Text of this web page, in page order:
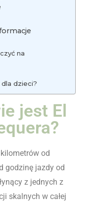
na
dla dzieci?
jest El
od
godzinę jazdy od
z jednych z
skalnych w całej